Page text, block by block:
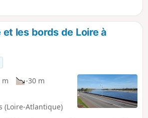
seulement. * La
étant retirée du 1er
indicatives) pour
du Hâvre.
et les bords de Loire à
m
-30 m
(Loire-Atlantique)